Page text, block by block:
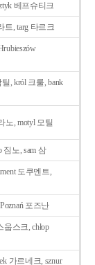
베프슈티크
트, targ 타르크
, król 크룰, bank
노, motyl 모틸
짐노, sam 삼
도쿠멘트,
포즈난
웁스크, chłop
가르네크, sznur